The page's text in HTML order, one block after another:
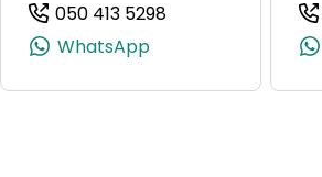
0409225934, +358 40 922 5934)
050 413 5298
WhatsApp